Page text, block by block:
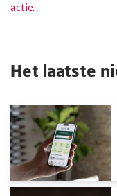
actie.
Het laatste